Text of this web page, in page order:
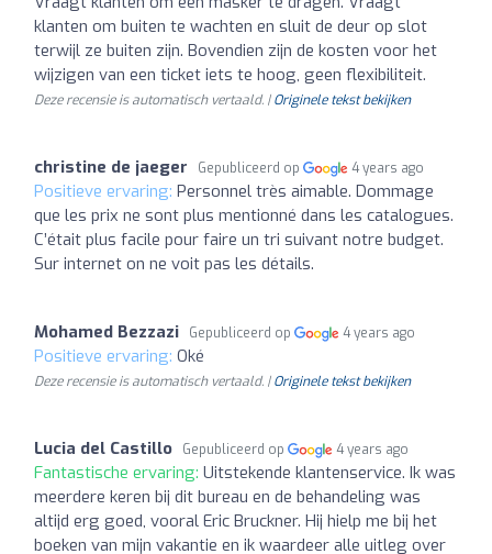
klanten om buiten te wachten en sluit de deur op slot
terwijl ze buiten zijn. Bovendien zijn de kosten voor het
wijzigen van een ticket iets te hoog, geen flexibiliteit.
Deze recensie is automatisch vertaald. |Originele tekst bekijken
christine de jaeger Gepubliceerd op 4 years ago
Positieve ervaring: Personnel très aimable. Dommage
que les prix ne sont plus mentionné dans les catalogues.
C’était plus facile pour faire un tri suivant notre budget.
Sur internet on ne voit pas les détails.
Mohamed Bezzazi Gepubliceerd op 4 years ago
Positieve ervaring: Oké
Deze recensie is automatisch vertaald. |Originele tekst bekijken
Lucia del Castillo Gepubliceerd op 4 years ago
Fantastische ervaring: Uitstekende klantenservice. Ik was
meerdere keren bij dit bureau en de behandeling was
altijd erg goed, vooral Eric Bruckner. Hij hielp me bij het
boeken van mijn vakantie en ik waardeer alle uitleg over